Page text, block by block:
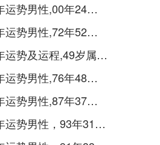
2000年属龙人2024年运势男性,00年24岁属龙男2024年每月运程怎么样
1972年属鼠人2024年运势男性,72年52岁属鼠男2024年每月运程怎么样
1975年属兔女2024年运势及运程,49岁属兔人2024全年每月运势女性如何
1976年属龙人2024年运势男性,76年48岁属龙男2024年每月运程怎么样
1987年属兔人2024年运势男性,87年37岁属兔男2024年每月运程怎么样
1993年属鸡人2024年运势男性，93年31岁属鸡男2024年每月运程怎么样